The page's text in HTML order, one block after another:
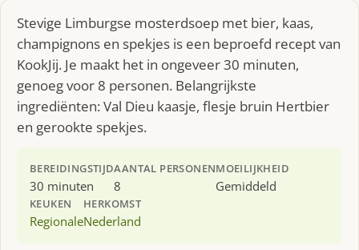
Stevige Limburgse mosterdsoep met bier, kaas,
champignons en spekjes is een beproefd recept van
KookJij. Je maakt het in ongeveer 30 minuten,
genoeg voor 8 personen. Belangrijkste
ingrediënten: Val Dieu kaasje, flesje bruin Hertbier
en gerookte spekjes.
BEREIDINGSTIJD
30 minuten
AANTAL PERSONEN
8
MOEILIJKHEID
Gemiddeld
KEUKEN
Regionale
HERKOMST
Nederland